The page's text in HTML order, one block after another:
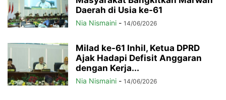
Daerah di Usia ke-61
Nia Nismaini - 14/06/2026
Milad ke-61 Inhil, Ketua DPRD
Ajak Hadapi Defisit Anggaran
dengan Kerja...
Nia Nismaini - 14/06/2026